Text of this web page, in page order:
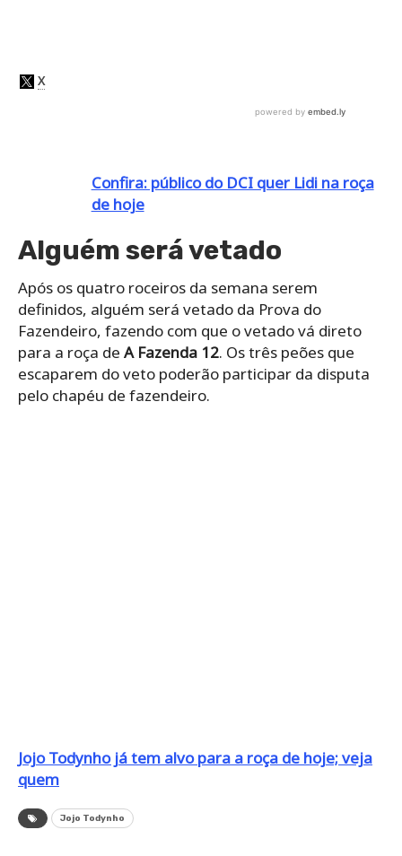
Confira: público do DCI quer Lidi na roça
de hoje
Alguém será vetado
Após os quatro roceiros da semana serem
definidos, alguém será vetado da Prova do
Fazendeiro, fazendo com que o vetado vá direto
para a roça de A Fazenda 12. Os três peões que
escaparem do veto poderão participar da disputa
pelo chapéu de fazendeiro.
Jojo Todynho já tem alvo para a roça de hoje; veja
quem
Jojo Todynho